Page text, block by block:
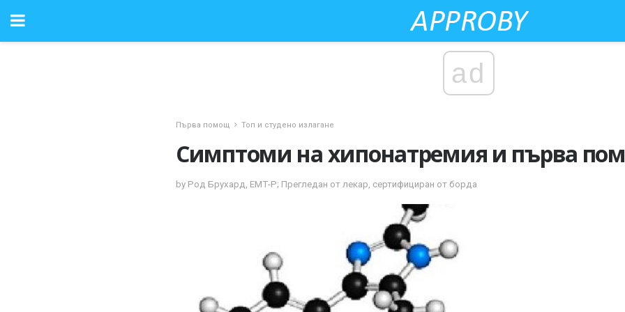
ad
Първа помощ Топ и студено излагане
Симптоми на хипонатремия и първа
by Род Брухард, ЕМТ-Р; Прегледан от лекар, сертифициран от борда